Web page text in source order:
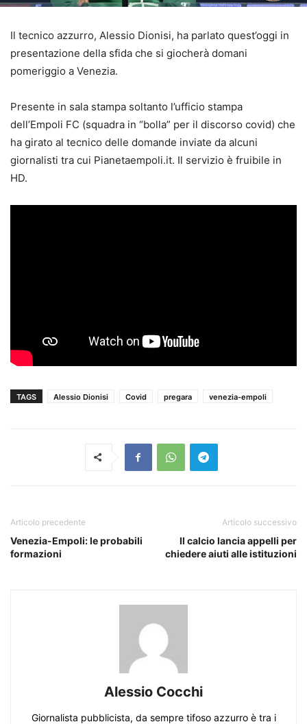
Il tecnico azzurro, Alessio Dionisi, ha parlato quest’oggi in
presentazione della sfida che si giocherà domani
pomeriggio a Venezia.
Presente in sala stampa soltanto l’ufficio stampa
dell’Empoli FC (squadra in “bolla” per il discorso covid) che
ha girato al tecnico delle domande inviate da alcuni
giornalisti tra cui Pianetaempoli.it. Il servizio è fruibile in
HD.
TAGS Alessio Dionisi Covid pregara venezia-empoli
Articolo precedente
Venezia-Empoli: le probabili
formazioni
Articolo successivo
Il calcio lancia appelli per
chiedere aiuti alle istituzioni
Alessio Cocchi
Giornalista pubblicista, da sempre tifoso azzurro è tra i